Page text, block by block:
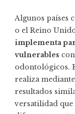
Algunos países
o el Reino
implementa
vulnerables
odontológicos.
realiza mediante
resultados
versatilidad que